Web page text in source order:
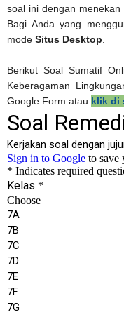
soal ini dengan menekan
Bagi Anda yang
mode Situs Desktop
Berikut Soal Sumatif
Keberagaman
Google Form atau klik di